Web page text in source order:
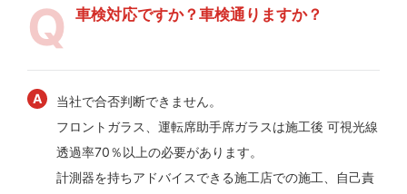
車検対応ですか？車検通りますか？
当社で合否判断できません。
フロントガラス、運転席助手席ガラスは施工後 可視光線
透過率70％以上の必要があります。
計測器を持ちアドバイスできる施工店での施工、自己責